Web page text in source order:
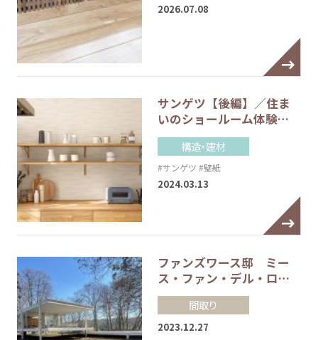
2026.07.08
サンゲツ【後編】／住ま
いのショールーム体験…
構造・建材
#サンゲツ #壁紙
2024.03.13
ファンズワース邸 ミー
ス・ファン・デル・ロ…
間取り
2023.12.27